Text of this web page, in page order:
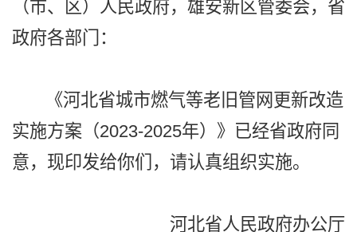
（市、区）人民政府，雄安新区管委会，省
政府各部门：
《河北省城市燃气等老旧管网更新改造
实施方案（2023-2025年）》已经省政府同
意，现印发给你们，请认真组织实施。
河北省人民政府办公厅